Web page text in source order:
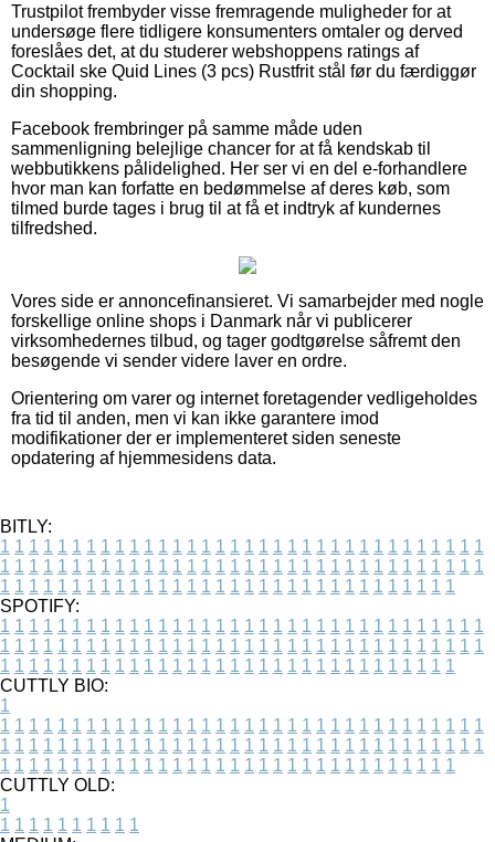
Trustpilot frembyder visse fremragende muligheder for at
undersøge flere tidligere konsumenters omtaler og derved
foreslåes det, at du studerer webshoppens ratings af
Cocktail ske Quid Lines (3 pcs) Rustfrit stål før du færdiggør
din shopping.
Facebook frembringer på samme måde uden
sammenligning belejlige chancer for at få kendskab til
webbutikkens pålidelighed. Her ser vi en del e-forhandlere
hvor man kan forfatte en bedømmelse af deres køb, som
tilmed burde tages i brug til at få et indtryk af kundernes
tilfredshed.
Vores side er annoncefinansieret. Vi samarbejder med nogle
forskellige online shops i Danmark når vi publicerer
virksomhedernes tilbud, og tager godtgørelse såfremt den
besøgende vi sender videre laver en ordre.
Orientering om varer og internet foretagender vedligeholdes
fra tid til anden, men vi kan ikke garantere imod
modifikationer der er implementeret siden seneste
opdatering af hjemmesidens data.
BITLY:
1 1 1 1 1 1 1 1 1 1 1 1 1 1 1 1 1 1 1 1 1 1 1 1 1 1 1 1 1 1 1 1 1 1
1 1 1 1 1 1 1 1 1 1 1 1 1 1 1 1 1 1 1 1 1 1 1 1 1 1 1 1 1 1 1 1 1 1
1 1 1 1 1 1 1 1 1 1 1 1 1 1 1 1 1 1 1 1 1 1 1 1 1 1 1 1 1 1 1 1
SPOTIFY:
1 1 1 1 1 1 1 1 1 1 1 1 1 1 1 1 1 1 1 1 1 1 1 1 1 1 1 1 1 1 1 1 1 1
1 1 1 1 1 1 1 1 1 1 1 1 1 1 1 1 1 1 1 1 1 1 1 1 1 1 1 1 1 1 1 1 1 1
1 1 1 1 1 1 1 1 1 1 1 1 1 1 1 1 1 1 1 1 1 1 1 1 1 1 1 1 1 1 1 1
CUTTLY BIO:
1
1 1 1 1 1 1 1 1 1 1 1 1 1 1 1 1 1 1 1 1 1 1 1 1 1 1 1 1 1 1 1 1 1 1
1 1 1 1 1 1 1 1 1 1 1 1 1 1 1 1 1 1 1 1 1 1 1 1 1 1 1 1 1 1 1 1 1 1
1 1 1 1 1 1 1 1 1 1 1 1 1 1 1 1 1 1 1 1 1 1 1 1 1 1 1 1 1 1 1 1
CUTTLY OLD:
1
1 1 1 1 1 1 1 1 1 1